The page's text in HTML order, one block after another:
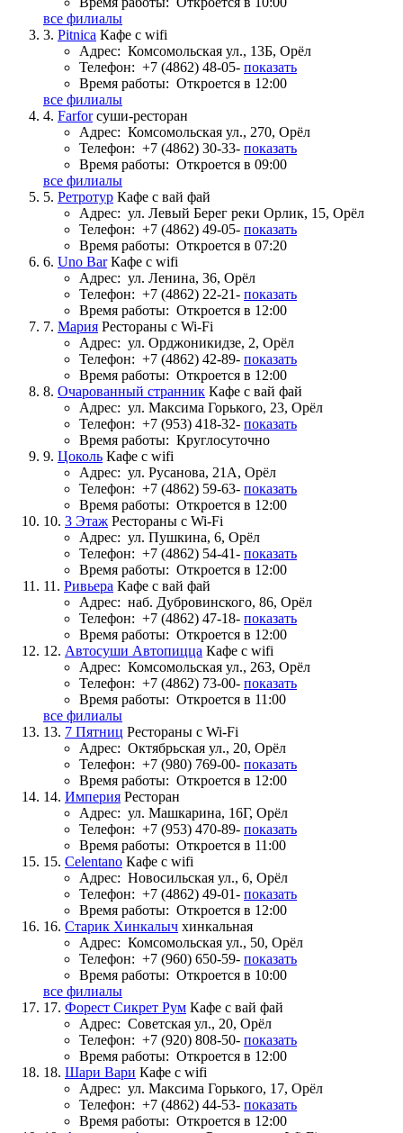
все филиалы
3. Pitnica Кафе с wifi
Адрес: Комсомольская ул., 13Б, Орёл
Телефон: +7 (4862) 48-05- показать
Время работы: Откроется в 12:00
все филиалы
4. Farfor суши-ресторан
Адрес: Комсомольская ул., 270, Орёл
Телефон: +7 (4862) 30-33- показать
Время работы: Откроется в 09:00
все филиалы
5. Ретротур Кафе с вай фай
Адрес: ул. Левый Берег реки Орлик, 15, Орёл
Телефон: +7 (4862) 49-05- показать
Время работы: Откроется в 07:20
6. Uno Bar Кафе с wifi
Адрес: ул. Ленина, 36, Орёл
Телефон: +7 (4862) 22-21- показать
Время работы: Откроется в 12:00
7. Мария Рестораны с Wi-Fi
Адрес: ул. Орджоникидзе, 2, Орёл
Телефон: +7 (4862) 42-89- показать
Время работы: Откроется в 12:00
8. Очарованный странник Кафе с вай фай
Адрес: ул. Максима Горького, 23, Орёл
Телефон: +7 (953) 418-32- показать
Время работы: Круглосуточно
9. Цоколь Кафе с wifi
Адрес: ул. Русанова, 21А, Орёл
Телефон: +7 (4862) 59-63- показать
Время работы: Откроется в 12:00
10. 3 Этаж Рестораны с Wi-Fi
Адрес: ул. Пушкина, 6, Орёл
Телефон: +7 (4862) 54-41- показать
Время работы: Откроется в 12:00
11. Ривьера Кафе с вай фай
Адрес: наб. Дубровинского, 86, Орёл
Телефон: +7 (4862) 47-18- показать
Время работы: Откроется в 12:00
12. Автосуши Автопицца Кафе с wifi
Адрес: Комсомольская ул., 263, Орёл
Телефон: +7 (4862) 73-00- показать
Время работы: Откроется в 11:00
все филиалы
13. 7 Пятниц Рестораны с Wi-Fi
Адрес: Октябрьская ул., 20, Орёл
Телефон: +7 (980) 769-00- показать
Время работы: Откроется в 12:00
14. Империя Ресторан
Адрес: ул. Машкарина, 16Г, Орёл
Телефон: +7 (953) 470-89- показать
Время работы: Откроется в 11:00
15. Celentano Кафе с wifi
Адрес: Новосильская ул., 6, Орёл
Телефон: +7 (4862) 49-01- показать
Время работы: Откроется в 12:00
16. Старик Хинкалыч хинкальная
Адрес: Комсомольская ул., 50, Орёл
Телефон: +7 (960) 650-59- показать
Время работы: Откроется в 10:00
все филиалы
17. Форест Сикрет Рум Кафе с вай фай
Адрес: Советская ул., 20, Орёл
Телефон: +7 (920) 808-50- показать
Время работы: Откроется в 12:00
18. Шари Вари Кафе с wifi
Адрес: ул. Максима Горького, 17, Орёл
Телефон: +7 (4862) 44-53- показать
Время работы: Откроется в 12:00